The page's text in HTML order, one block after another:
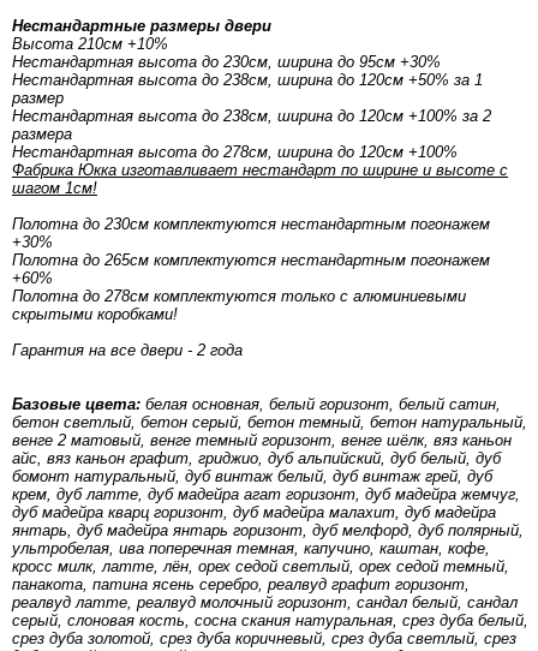
Нестандартные размеры двери
Высота 210см +10%
Нестандартная высота до 230см, ширина до 95см +30%
Нестандартная высота до 238см, ширина до 120см +50% за 1
размер
Нестандартная высота до 238см, ширина до 120см +100% за 2
размера
Нестандартная высота до 278см, ширина до 120см +100%
Фабрика Юкка изготавливает нестандарт по ширине и высоте с
шагом 1см!
Полотна до 230см комплектуются нестандартным погонажем
+30%
Полотна до 265см комплектуются нестандартным погонажем
+60%
Полотна до 278см комплектуются только с алюминиевыми
скрытыми коробками!
Гарантия на все двери - 2 года
Базовые цвета: белая основная, белый горизонт, белый сатин,
бетон светлый, бетон серый, бетон темный, бетон натуральный,
венге 2 матовый, венге темный горизонт, венге шёлк, вяз каньон
айс, вяз каньон графит, гриджио, дуб альпийский, дуб белый, дуб
бомонт натуральный, дуб винтаж белый, дуб винтаж грей, дуб
крем, дуб латте, дуб мадейра агат горизонт, дуб мадейра жемчуг,
дуб мадейра кварц горизонт, дуб мадейра малахит, дуб мадейра
янтарь, дуб мадейра янтарь горизонт, дуб мелфорд, дуб полярный,
ультробелая, ива поперечная темная, капучино, каштан, кофе,
кросс милк, латте, лён, орех седой светлый, орех седой темный,
панакота, патина ясень серебро, реалвуд графит горизонт,
реалвуд латте, реалвуд молочный горизонт, сандал белый, сандал
серый, слоновая кость, сосна скания натуральная, срез дуба белый,
срез дуба золотой, срез дуба коричневый, срез дуба светлый, срез